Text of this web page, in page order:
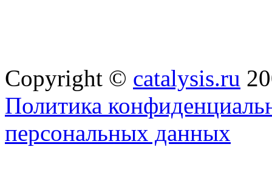
Copyright © catalysis.ru
Политика
персональных данных